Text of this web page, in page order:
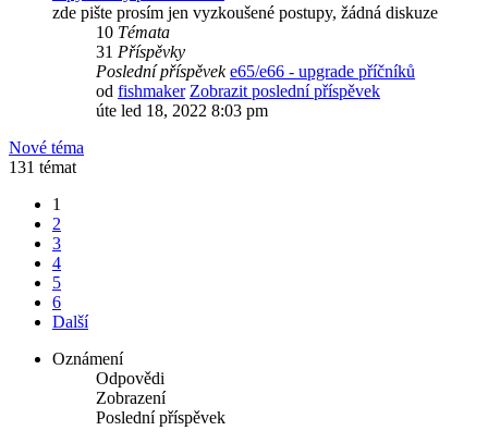
zde pište prosím jen vyzkoušené postupy, žádná diskuze
10 Témata
31 Příspěvky
Poslední příspěvek e65/e66 - upgrade příčníků
od fishmaker Zobrazit poslední příspěvek
úte led 18, 2022 8:03 pm
Nové téma
131 témat
1
2
3
4
5
6
Další
Oznámení
Odpovědi
Zobrazení
Poslední příspěvek